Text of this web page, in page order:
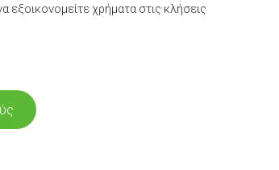
χρήματα στις κλήσεις